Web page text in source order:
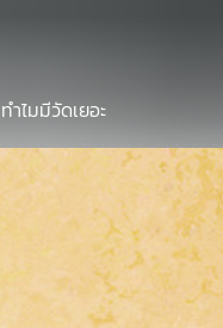
ไมมีวัดเยอะ